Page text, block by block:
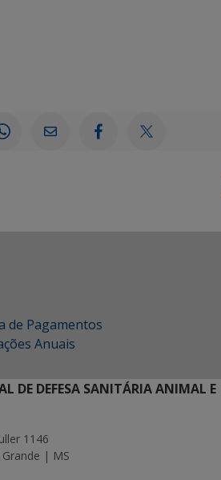
de Pagamentos
Anuais
DE DEFESA SANITÁRIA ANIMAL E
1146
| MS